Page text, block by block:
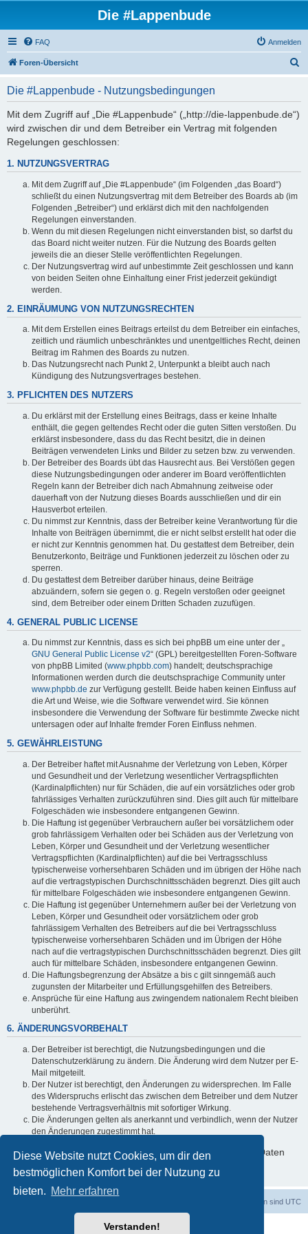
Diese Website nutzt Cookies, um dir den
bestmöglichen Komfort bei der Nutzung zu
bieten. Mehr erfahren
Verstanden!
Die #Lappenbude
FAQ Anmelden
Foren-Übersicht
Die #Lappenbude - Nutzungsbedingungen
Mit dem Zugriff auf „Die #Lappenbude“ („http://die-lappenbude.de“)
wird zwischen dir und dem Betreiber ein Vertrag mit folgenden
Regelungen geschlossen:
1. NUTZUNGSVERTRAG
Mit dem Zugriff auf „Die #Lappenbude“ (im Folgenden „das Board“)
schließt du einen Nutzungsvertrag mit dem Betreiber des Boards ab (im
Folgenden „Betreiber“) und erklärst dich mit den nachfolgenden
Regelungen einverstanden.
Wenn du mit diesen Regelungen nicht einverstanden bist, so darfst du
das Board nicht weiter nutzen. Für die Nutzung des Boards gelten
jeweils die an dieser Stelle veröffentlichten Regelungen.
Der Nutzungsvertrag wird auf unbestimmte Zeit geschlossen und kann
von beiden Seiten ohne Einhaltung einer Frist jederzeit gekündigt
werden.
2. EINRÄUMUNG VON NUTZUNGSRECHTEN
Mit dem Erstellen eines Beitrags erteilst du dem Betreiber ein einfaches,
zeitlich und räumlich unbeschränktes und unentgeltliches Recht, deinen
Beitrag im Rahmen des Boards zu nutzen.
Das Nutzungsrecht nach Punkt 2, Unterpunkt a bleibt auch nach
Kündigung des Nutzungsvertrages bestehen.
3. PFLICHTEN DES NUTZERS
Du erklärst mit der Erstellung eines Beitrags, dass er keine Inhalte
enthält, die gegen geltendes Recht oder die guten Sitten verstoßen. Du
erklärst insbesondere, dass du das Recht besitzt, die in deinen
Beiträgen verwendeten Links und Bilder zu setzen bzw. zu verwenden.
Der Betreiber des Boards übt das Hausrecht aus. Bei Verstößen gegen
diese Nutzungsbedingungen oder anderer im Board veröffentlichten
Regeln kann der Betreiber dich nach Abmahnung zeitweise oder
dauerhaft von der Nutzung dieses Boards ausschließen und dir ein
Hausverbot erteilen.
Du nimmst zur Kenntnis, dass der Betreiber keine Verantwortung für die
Inhalte von Beiträgen übernimmt, die er nicht selbst erstellt hat oder die
er nicht zur Kenntnis genommen hat. Du gestattest dem Betreiber, dein
Benutzerkonto, Beiträge und Funktionen jederzeit zu löschen oder zu
sperren.
Du gestattest dem Betreiber darüber hinaus, deine Beiträge
abzuändern, sofern sie gegen o. g. Regeln verstoßen oder geeignet
sind, dem Betreiber oder einem Dritten Schaden zuzufügen.
4. GENERAL PUBLIC LICENSE
Du nimmst zur Kenntnis, dass es sich bei phpBB um eine unter der „
GNU General Public License v2“ (GPL) bereitgestellten Foren-Software
von phpBB Limited (www.phpbb.com) handelt; deutschsprachige
Informationen werden durch die deutschsprachige Community unter
www.phpbb.de zur Verfügung gestellt. Beide haben keinen Einfluss auf
die Art und Weise, wie die Software verwendet wird. Sie können
insbesondere die Verwendung der Software für bestimmte Zwecke nicht
untersagen oder auf Inhalte fremder Foren Einfluss nehmen.
5. GEWÄHRLEISTUNG
Der Betreiber haftet mit Ausnahme der Verletzung von Leben, Körper
und Gesundheit und der Verletzung wesentlicher Vertragspflichten
(Kardinalpflichten) nur für Schäden, die auf ein vorsätzliches oder grob
fahrlässiges Verhalten zurückzuführen sind. Dies gilt auch für mittelbare
Folgeschäden wie insbesondere entgangenen Gewinn.
Die Haftung ist gegenüber Verbrauchern außer bei vorsätzlichem oder
grob fahrlässigem Verhalten oder bei Schäden aus der Verletzung von
Leben, Körper und Gesundheit und der Verletzung wesentlicher
Vertragspflichten (Kardinalpflichten) auf die bei Vertragsschluss
typischerweise vorhersehbaren Schäden und im übrigen der Höhe nach
auf die vertragstypischen Durchschnittsschäden begrenzt. Dies gilt auch
für mittelbare Folgeschäden wie insbesondere entgangenen Gewinn.
Die Haftung ist gegenüber Unternehmern außer bei der Verletzung von
Leben, Körper und Gesundheit oder vorsätzlichem oder grob
fahrlässigem Verhalten des Betreibers auf die bei Vertragsschluss
typischerweise vorhersehbaren Schäden und im Übrigen der Höhe
nach auf die vertragstypischen Durchschnittsschäden begrenzt. Dies gilt
auch für mittelbare Schäden, insbesondere entgangenen Gewinn.
Die Haftungsbegrenzung der Absätze a bis c gilt sinngemäß auch
zugunsten der Mitarbeiter und Erfüllungsgehilfen des Betreibers.
Ansprüche für eine Haftung aus zwingendem nationalem Recht bleiben
unberührt.
6. ÄNDERUNGSVORBEHALT
Der Betreiber ist berechtigt, die Nutzungsbedingungen und die
Datenschutzerklärung zu ändern. Die Änderung wird dem Nutzer per E-
Mail mitgeteilt.
Der Nutzer ist berechtigt, den Änderungen zu widersprechen. Im Falle
des Widerspruchs erlischt das zwischen dem Betreiber und dem Nutzer
bestehende Vertragsverhältnis mit sofortiger Wirkung.
Die Änderungen gelten als anerkannt und verbindlich, wenn der Nutzer
den Änderungen zugestimmt hat.
Informationen über den Umgang mit deinen persönlichen Daten
sind in der Datenschutzerklärung enthalten.
Alle Zeiten sind UTC
Powered byphpBB® Forum Software © phpBB Limited